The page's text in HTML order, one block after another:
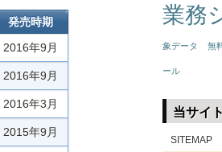
発売時期
2016年9月
2016年9月
2016年3月
2015年9月
業務
象データ 無
ール
当サイ
SITEMAP